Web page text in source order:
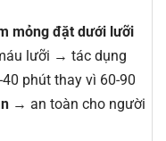
mỏng đặt dưới lưỡi
lưỡi → tác dụng
40 phút thay vì 60-90
→ an toàn cho người